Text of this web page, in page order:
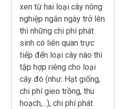
xen từ hai loại cây nông
nghiệp ngắn ngày trở lên
thì những chi phí phát
sinh có liên quan trực
tiếp đến loại cây nào thì
tập hợp riêng cho loại
cây đó (như: Hạt giống,
chi phí gieo trồng, thu
hoạch,...), chi phí phát